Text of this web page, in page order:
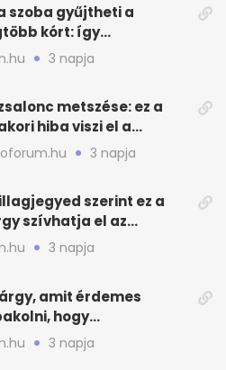
szoba gyűjtheti a
kórt: így
otthon
3 napja
metszése: ez a
hiba viszi el a
3 napja
szerint ez a
szívhatja el az
energiáját
3 napja
amit érdemes
hogy
tűnjön a lakás
3 napja